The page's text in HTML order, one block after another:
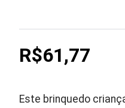
R$61,77
Este brinquedo